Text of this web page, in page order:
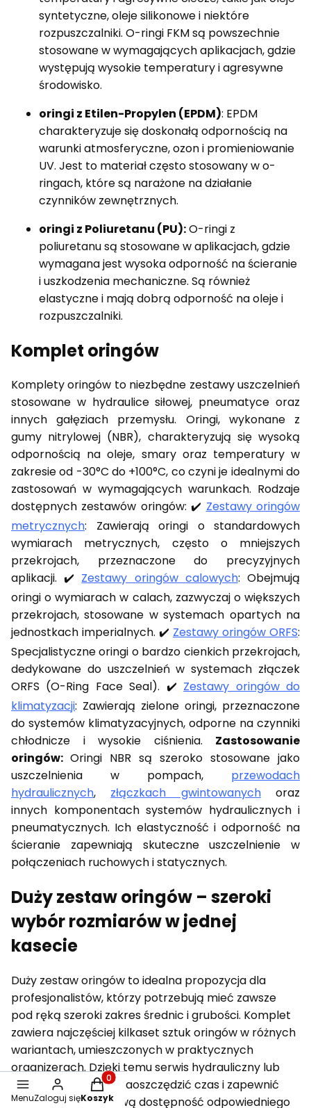
syntetyczne, oleje silikonowe i niektóre
rozpuszczalniki. O-ringi FKM są powszechnie
stosowane w wymagających aplikacjach, gdzie
występują wysokie temperatury i agresywne
środowisko.
oringi z Etilen-Propylen (EPDM): EPDM
charakteryzuje się doskonałą odpornością na
warunki atmosferyczne, ozon i promieniowanie
UV. Jest to materiał często stosowany w o-
ringach, które są narażone na działanie
czynników zewnętrznych.
oringi z Poliuretanu (PU):O-ringi z
poliuretanu są stosowane w aplikacjach, gdzie
wymagana jest wysoka odporność na ścieranie
i uszkodzenia mechaniczne. Są również
elastyczne i mają dobrą odporność na oleje i
rozpuszczalniki.
Komplet oringów
Komplety oringów to niezbędne zestawy uszczelnień
stosowane w hydraulice siłowej, pneumatyce oraz
innych gałęziach przemysłu.
Oringi, wykonane z
gumy nitrylowej (NBR), charakteryzują się wysoką
odpornością na oleje, smary oraz temperatury w
zakresie od -30°C do +100°C, co czyni je idealnymi do
zastosowań w wymagających warunkach. Rodzaje
dostępnych zestawów oringów: ✔️ Zestawy oringów
metrycznych: Zawierają oringi o standardowych
wymiarach metrycznych, często o mniejszych
przekrojach, przeznaczone do precyzyjnych
aplikacji. ✔️ Zestawy oringów calowych:Obejmują
oringi o wymiarach w calach, zazwyczaj o większych
przekrojach, stosowane w systemach opartych na
jednostkach imperialnych. ✔️ Zestawy oringów ORFS:
Specjalistyczne oringi o bardzo cienkich przekrojach,
dedykowane do uszczelnień w systemach złączek
ORFS (O-Ring Face Seal). ✔️ Zestawy oringów do
klimatyzacji: Zawierają zielone oringi, przeznaczone
do systemów klimatyzacyjnych, odporne na czynniki
chłodnicze i wysokie ciśnienia. Zastosowanie
oringów: Oringi NBR są szeroko stosowane jako
uszczelnienia w pompach, przewodach
hydraulicznych, złączkach gwintowanychoraz
innych komponentach systemów hydraulicznych i
pneumatycznych. Ich elastyczność i odporność na
ścieranie zapewniają skuteczne uszczelnienie w
połączeniach ruchowych i statycznych.
Duży zestaw oringów – szeroki
wybór rozmiarów w jednej
kasecie
Duży zestaw oringów to idealna propozycja dla
profesjonalistów, którzy potrzebują mieć zawsze
pod ręką szeroki zakres średnic i grubości. Komplet
zawiera najczęściej kilkaset sztuk oringów w różnych
wariantach, umieszczonych w praktycznych
organizerach. Dzięki temu serwis hydrauliczny lub
mechaniczny może zaoszczędzić czas i zapewnić
sobie natychmiastową dostępność odpowiedniego
MenuZaloguj się
Produkty w koszyku: 0. Zobacz szczegóły
Koszyk